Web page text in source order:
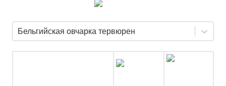
Бельгийская овчарка тервюрен